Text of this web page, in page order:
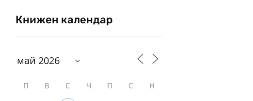
Книжен календар
П В С Ч П С Н